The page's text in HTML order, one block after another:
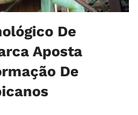
De
Aposta
De